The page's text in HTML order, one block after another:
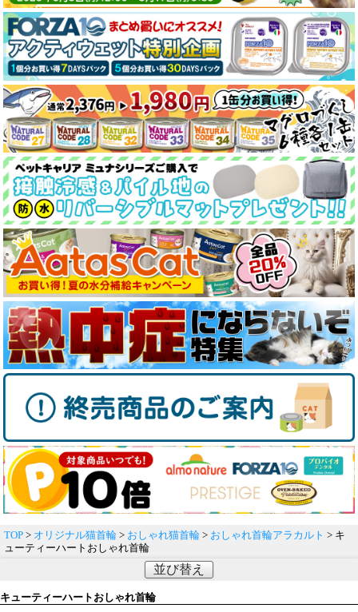
TOP > オリジナル猫首輪 > おしゃれ猫首輪 > おしゃれ首輪アラカルト > キ
ューティーハートおしゃれ首輪
並び替え
キューティーハートおしゃれ首輪